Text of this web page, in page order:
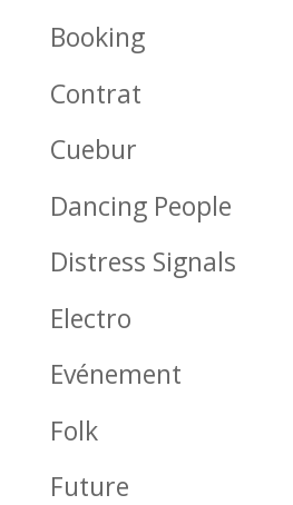
Booking
Contrat
Cuebur
Dancing People
Distress Signals
Electro
Evénement
Folk
Future